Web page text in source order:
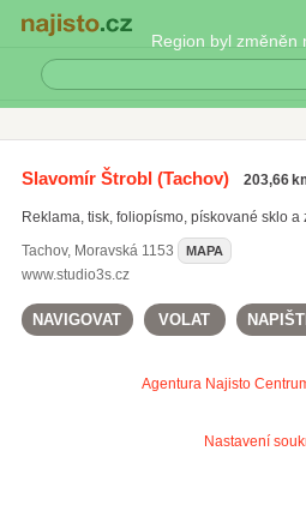
Region byl změněn
Reklamní agentury
Slavomír Štrobl(Tachov) 203,66
Reklama, tisk, foliopísmo, pískované sklo a
Tachov, Moravská 1153 MAPA
www.studio3s.cz
NAVIGOVAT VOLAT
Agentura Najisto
Nastavení